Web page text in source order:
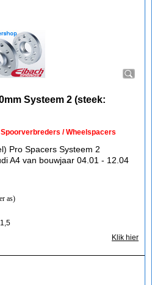
Systeem 2 (steek:
/ Wheelspacers
Pro Spacers Systeem 2
A4 van bouwjaar 04.01 - 12.04
as)
Klik hier